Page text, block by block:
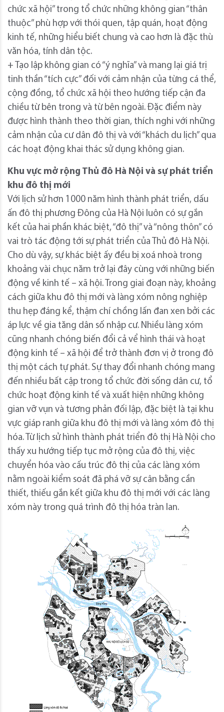
chức xã hội” trong tổ chức những không gian “thân
thuộc” phù hợp với thói quen, tập quán, hoạt động
kinh tế, những hiểu biết chung và cao hơn là đặc thù
văn hóa, tính dân tộc.
+ Tạo lập không gian có “ý nghĩa” và mang lại giá trị
tinh thần “tích cực” đối với cảm nhận của từng cá thể,
cộng đồng, tổ chức xã hội theo hướng tiếp cận đa
chiều từ bên trong và từ bên ngoài. Đặc điểm này
được hình thành theo thời gian, thích nghi với những
cảm nhận của cư dân đô thị và với “khách du lịch” qua
các hoạt động khai thác sử dụng không gian.
Khu vực mở rộng Thủ đô Hà Nội và sự phát triển
khu đô thị mới
Với lịch sử hơn 1000 năm hình thành phát triển, dấu
ấn đô thị phương Đông của Hà Nội luôn có sự gắn
kết của hai phần khác biệt, “đô thị” và “nông thôn” có
vai trò tác động tới sự phát triển của Thủ đô Hà Nội.
Cho dù vậy, sự khác biệt ấy đều bị xoá nhoà trong
khoảng vài chục năm trở lại đây cùng với những biến
động về kinh tế – xã hội. Trong giai đoạn này, khoảng
cách giữa khu đô thị mới và làng xóm nông nghiệp
thu hẹp đáng kể, thậm chí chồng lấn đan xen bởi các
áp lực về gia tăng dân số nhập cư. Nhiều làng xóm
cũng nhanh chóng biến đổi cả vể hình thái và hoạt
động kinh tế – xã hội để trở thành đơn vị ở trong đô
thị một cách tự phát. Sự thay đổi nhanh chóng mang
đến nhiều bất cập trong tổ chức đời sống dân cư, tổ
chức hoạt động kinh tế và xuất hiện những không
gian vỡ vụn và tương phản đối lập, đặc biệt là tại khu
vực giáp ranh giữa khu đô thị mới và làng xóm đô thị
hóa. Từ lịch sử hình thành phát triển đô thị Hà Nội cho
thấy xu hướng tiếp tục mở rộng của đô thị, việc
chuyển hóa vào cấu trúc đô thị của các làng xóm
nằm ngoài kiểm soát đã phá vỡ sự cân bằng cần
thiết, thiếu gắn kết giữa khu đô thị mới với các làng
xóm này trong quá trình đô thị hóa tràn lan.